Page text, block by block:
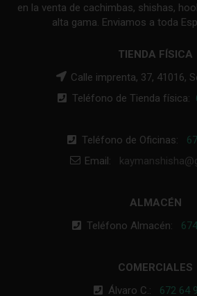
en la venta de cachimbas, shishas,
alta gama. Enviamos a toda
TIENDA FÍSICA
Calle imprenta, 37, 41016,
Teléfono de Tienda física:
Teléfono de Oficinas:
Email:
ALMACÉN
Teléfono Almacén:
COMERCIALES
Álvaro C.: 672 64